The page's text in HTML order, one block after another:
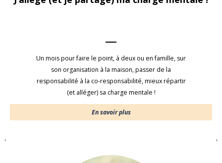
Un mois pour faire le point, à deux ou en famille, sur
son organisation à la maison, passer de la
responsabilité à la co-responsabilité, mieux répartir
(et alléger) sa charge mentale !
En savoir plus